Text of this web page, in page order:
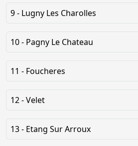
9 - Lugny Les Charolles
10 - Pagny Le Chateau
11 - Foucheres
12 - Velet
13 - Etang Sur Arroux